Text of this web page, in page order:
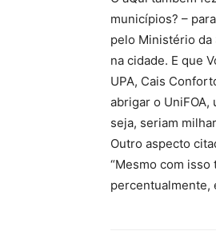
municípios? –
pelo Ministério da
na cidade. E que
UPA, Cais
abrigar o
seja, seriam
Outro aspecto
“Mesmo com isso
percentualmente,